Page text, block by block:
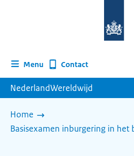
homepage
Menu Contact
NederlandWereldwijd
Home
Basisexamen inburgering in het